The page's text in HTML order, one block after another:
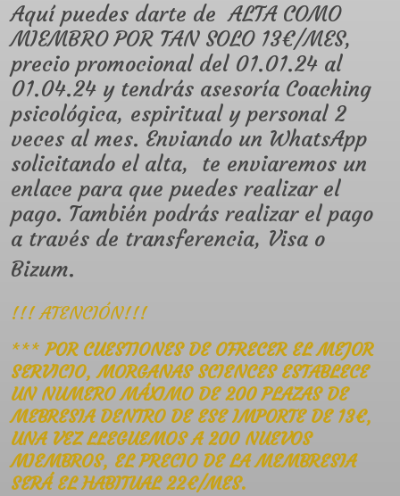
Aquí puedes darte de ALTA COMO
MIEMBRO POR TAN SOLO 13€/MES,
precio promocional del 01.01.24 al
01.04.24 y tendrás asesoría Coaching
psicológica, espiritual y personal 2
veces al mes. Enviando un WhatsApp
solicitando el alta, te enviaremos un
enlace para que puedes realizar el
pago. También podrás realizar el pago
a través de transferencia, Visa o
Bizum.
!!! ATENCIÓN!!!
***POR CUESTIONES DE OFRECER EL MEJOR
SERVICIO, MORGANAS SCIENCES ESTABLECE
UN NUMERO MÁXIMO DE 200 PLAZAS DE
MEBRESIA DENTRO DE ESE IMPORTE DE 13€,
UNA VEZ LLEGUEMOS A 200 NUEVOS
MIEMBROS, EL PRECIO DE LA MEMBRESIA
SERÁ EL HABITUAL 22€/MES.